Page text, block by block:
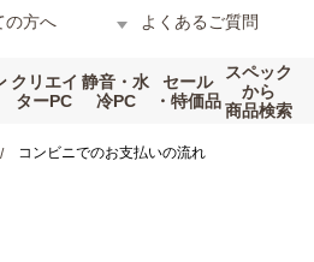
の方へ よくあるご質問
クリエイ
ターPC
静音・水
冷PC
セール
・特価品
スペック
から
商品検索
コンビニでのお支払いの流れ